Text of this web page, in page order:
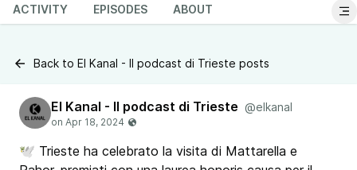
ACTIVITY EPISODES ABOUT
Back to El Kanal - Il podcast di Trieste posts
El Kanal - Il podcast di Trieste @elkanal
🕊️ Trieste ha celebrato la visita di Mattarella e